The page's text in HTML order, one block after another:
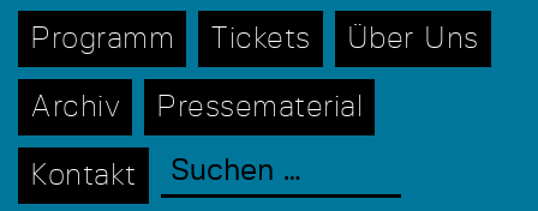
Programm Tickets Über Uns
Archiv Pressematerial
Kontakt